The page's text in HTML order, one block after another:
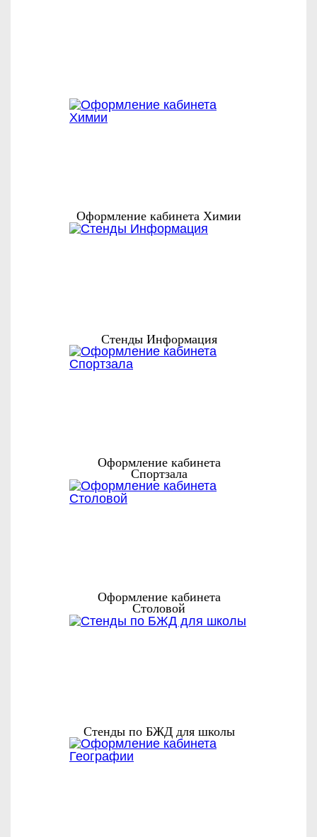
Оформление кабинета Химии
Стенды Информация
Оформление кабинета
Спортзала
Оформление кабинета
Столовой
Стенды по БЖД для школы